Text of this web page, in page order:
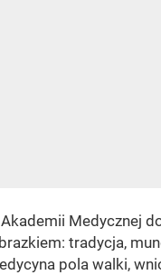
Medycznej
tradycja,
pola walki,